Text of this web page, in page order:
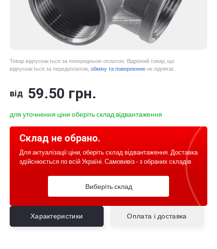
Товар відпускається за попередньою оплатою. Відрізний товар, що
відпускається за передоплатою, обміну та поверненню не підлягає.
від 59.50 грн.
для уточнення ціни оберіть склад відвантаження
Склад не обрано.
Для актуалізації ціни, оберіть склад відвантаження. Доставка
здійснюється по всій Україні. Самовивіз - з обраних складів
Виберіть склад
Характеристики Оплата і доставка